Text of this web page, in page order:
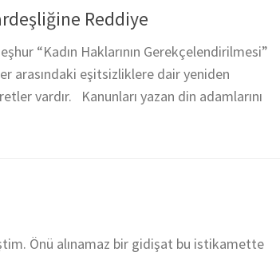
Reddiye
“Kadın Haklarının Gerekçelendirilmesi”
arasındaki eşitsizliklere dair yeniden
vardır. Kanunları yazan din adamlarını
Önü alınamaz bir gidişat bu istikamette